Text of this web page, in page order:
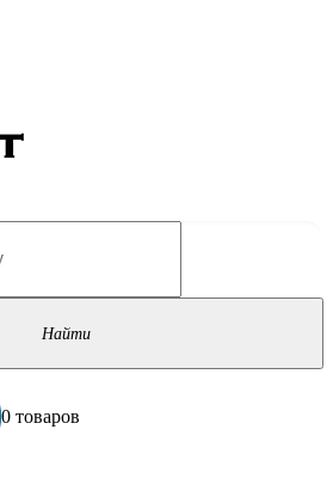
0 товаров